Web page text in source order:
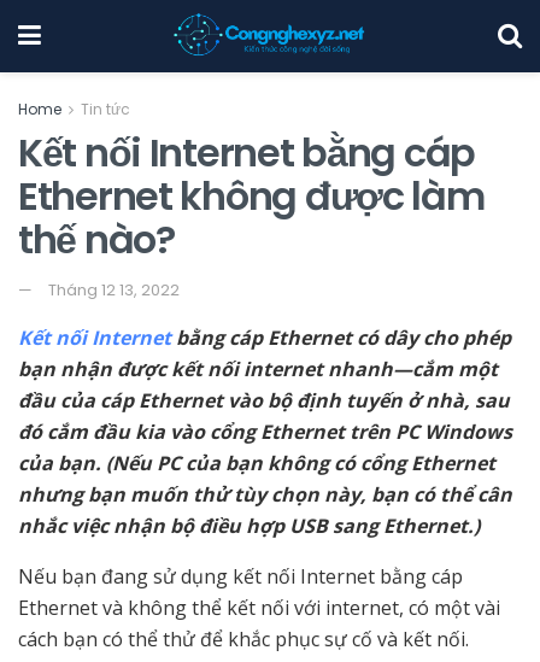
Home Tin tức
Kết nối Internet bằng cáp
Ethernet không được làm
thế nào?
Tháng 12 13, 2022
Kết nối Internetbằng cáp Ethernet có dây cho phép
bạn nhận được kết nối internet nhanh—cắm một
đầu của cáp Ethernet vào bộ định tuyến ở nhà, sau
đó cắm đầu kia vào cổng Ethernet trên PC Windows
của bạn. (Nếu PC của bạn không có cổng Ethernet
nhưng bạn muốn thử tùy chọn này, bạn có thể cân
nhắc việc nhận bộ điều hợp USB sang Ethernet.)
Nếu bạn đang sử dụng kết nối Internet bằng cáp
Ethernet và không thể kết nối với internet, có một vài
cách bạn có thể thử để khắc phục sự cố và kết nối.